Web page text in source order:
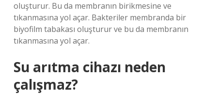
oluşturur. Bu da membranın birikmesine ve
tıkanmasına yol açar. Bakteriler membranda bir
biyofilm tabakası oluşturur ve bu da membranın
tıkanmasına yol açar.
Su arıtma cihazı neden
çalışmaz?